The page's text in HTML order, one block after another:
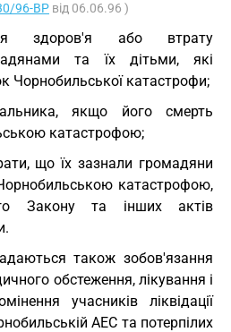
96-ВР від 06.06.96 )
здоров'я або втрату
та їх дітьми, які
Чорнобильської катастрофи;
якщо його смерть
катастрофою;
що їх зазнали громадяни
катастрофою,
Закону та інших актів
також зобов'язання
обстеження, лікування і
учасників ліквідації
АЕС та потерпілих